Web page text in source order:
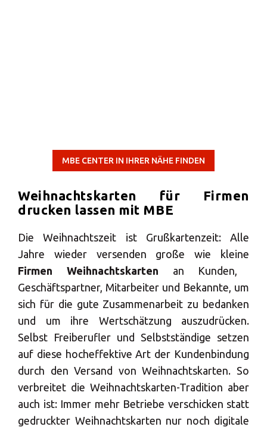
MBE CENTER IN IHRER NÄHE FINDEN
Weihnachtskarten für Firmen
drucken lassen mit MBE
Die Weihnachtszeit ist Grußkartenzeit: Alle
Jahre wieder versenden große wie kleine
Firmen Weihnachtskarten an Kunden,
Geschäftspartner, Mitarbeiter und Bekannte, um
sich für die gute Zusammenarbeit zu bedanken
und um ihre Wertschätzung auszudrücken.
Selbst Freiberufler und Selbstständige setzen
auf diese hocheffektive Art der Kundenbindung
durch den Versand von Weihnachtskarten. So
verbreitet die Weihnachtskarten-Tradition aber
auch ist: Immer mehr Betriebe verschicken statt
gedruckter Weihnachtskarten nur noch digitale